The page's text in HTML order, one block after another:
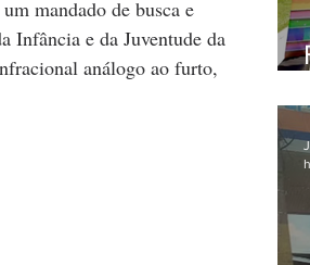
mandado de busca e
Infância e da Juventude da
análogo ao furto,